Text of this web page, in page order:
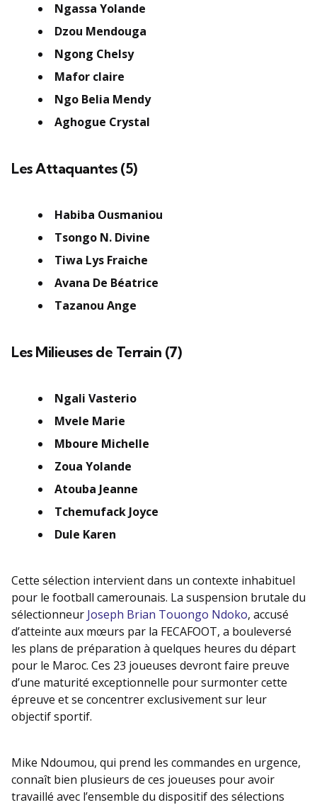
Ngassa Yolande
Dzou Mendouga
Ngong Chelsy
Mafor claire
Ngo Belia Mendy
Aghogue Crystal
Les Attaquantes (5)
Habiba Ousmaniou
Tsongo N. Divine
Tiwa Lys Fraiche
Avana De Béatrice
Tazanou Ange
Les Milieuses de Terrain (7)
Ngali Vasterio
Mvele Marie
Mboure Michelle
Zoua Yolande
Atouba Jeanne
Tchemufack Joyce
Dule Karen
Cette sélection intervient dans un contexte inhabituel
pour le football camerounais. La suspension brutale du
sélectionneur Joseph Brian Touongo Ndoko, accusé
d’atteinte aux mœurs par la FECAFOOT, a bouleversé
les plans de préparation à quelques heures du départ
pour le Maroc. Ces 23 joueuses devront faire preuve
d’une maturité exceptionnelle pour surmonter cette
épreuve et se concentrer exclusivement sur leur
objectif sportif.
Mike Ndoumou, qui prend les commandes en urgence,
connaît bien plusieurs de ces joueuses pour avoir
travaillé avec l’ensemble du dispositif des sélections